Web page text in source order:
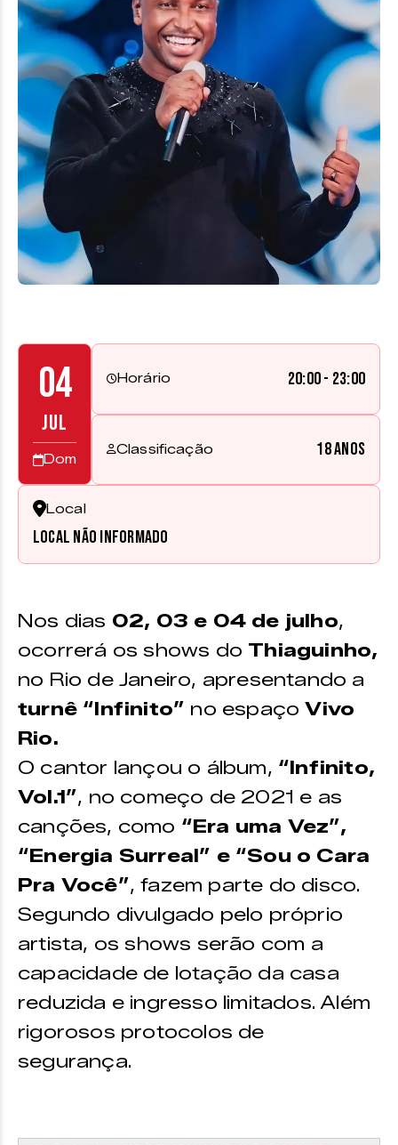
04
JUL
Dom
Horário 20:00 - 23:00
Classificação 18 anos
Local
Local não informado
Nos dias 02, 03 e 04 de julho,
ocorrerá os shows do Thiaguinho,
no Rio de Janeiro, apresentando a
turnê “Infinito” no espaçoVivo
Rio.
O cantor lançou o álbum, “Infinito,
Vol.1”, no começo de 2021 e as
canções, como “Era uma Vez”,
“Energia Surreal” e “Sou o Cara
Pra Você”, fazem parte do disco.
Segundo divulgado pelo próprio
artista, os shows serão com a
capacidade de lotação da casa
reduzida e ingresso limitados. Além
rigorosos protocolos de
segurança.